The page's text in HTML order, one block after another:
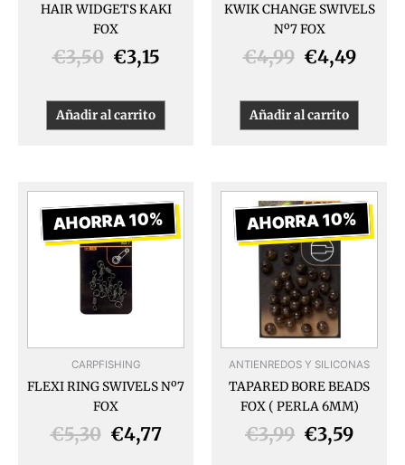
HAIR WIDGETS KAKI
FOX
€3,50 €3,15
Añadir al carrito
KWIK CHANGE SWIVELS
Nº7 FOX
€4,99 €4,49
Añadir al carrito
AHORRA 10%
CARPFISHING
FLEXI RING SWIVELS Nº7
FOX
€5,30
El
precio
original
era:
€5,30.
€4,77
El
precio
actual
AHORRA 10%
ANTIENREDOS Y SILICONAS
TAPARED BORE BEADS
FOX ( PERLA 6MM)
€3,99
El
precio
original
era:
€3,99.
€3,59
El